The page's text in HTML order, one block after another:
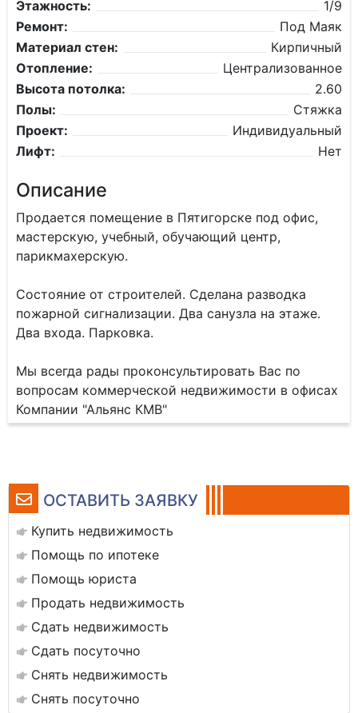
ОСТАВИТЬ ЗАЯВКУ
Купить недвижимость
Помощь по ипотеке
Помощь юриста
Продать недвижимость
Сдать недвижимость
Сдать посуточно
Снять недвижимость
Снять посуточно
Этажность:
1/9
Ремонт:
Под Маяк
Материал стен:
Кирпичный
Отопление:
Централизованное
Высота потолка:
2.60
Полы:
Стяжка
Проект:
Индивидуальный
Лифт:
Нет
Описание
Продается помещение в Пятигорске под офис,
мастерскую, учебный, обучающий центр,
парикмахерскую.
Состояние от строителей. Сделана разводка
пожарной сигнализации. Два санузла на этаже.
Два входа. Парковка.
Мы всегда рады проконсультировать Вас по
вопросам коммерческой недвижимости в офисах
Компании "Альянс КМВ"